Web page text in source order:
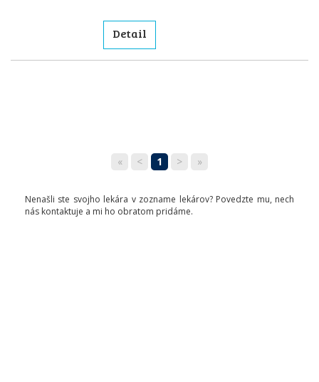
Detail
« < 1 > »
Nenašli ste svojho lekára v zozname lekárov? Povedzte mu, nech
nás kontaktuje a mi ho obratom pridáme.